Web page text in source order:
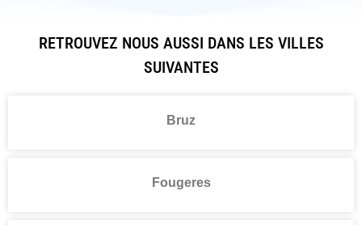
RETROUVEZ NOUS AUSSI DANS LES VILLES
SUIVANTES
Bruz
Fougeres